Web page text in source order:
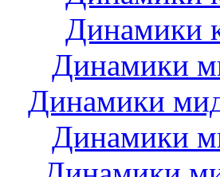
Динамики
Динамики
Динамики
Динамики